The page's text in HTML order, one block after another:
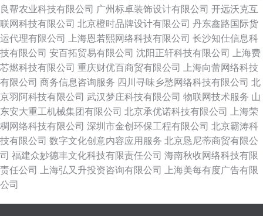
良帮农业科技有限公司 广州标卓装饰设计有限公司 开远沃克互
联网科技有限公司 北京橙时品牌设计有限公司 丹东鑫路国际货
运代理有限公司
上海恩若熙网络科技有限公司 长沙知仕信息科
技有限公司 安百拓贸易有限公司 沈阳正轩科技有限公司
上海费
芯燃科技有限公司 重庆财优百商贸有限公司
上海向蕾网络科技
有限公司 商务信息咨询服务 四川寻味乡愁网络科技有限公司 北
京羽阿科技有限公司 武汉梦庄科技有限公司 物联网技术服务 山
东安大重工机械集团有限公司 北京承优诺科技有限公司
上海荣
稠网络科技有限公司 深圳市金创环保工程有限公司 北京霸涛科
技有限公司 数字文化创意内容应用服务 北京恳尼蒂商贸有限公
司 福建众妙德丰文化科技有限责任公司 海南秋收网络科技有限
责任公司
上海弘又升投资咨询有限公司
上海美每有度广告有限
公司